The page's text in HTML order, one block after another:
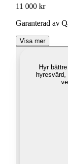
11 000 kr
Garanterad av
Visa mer
Hyr